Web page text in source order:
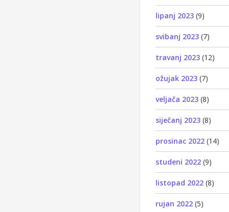
lipanj 2023 (9)
svibanj 2023 (7)
travanj 2023 (12)
ožujak 2023 (7)
veljača 2023 (8)
siječanj 2023 (8)
prosinac 2022 (14)
studeni 2022 (9)
listopad 2022 (8)
rujan 2022 (5)